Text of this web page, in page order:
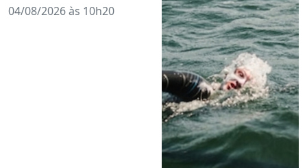
04/08/2026 às 10h20